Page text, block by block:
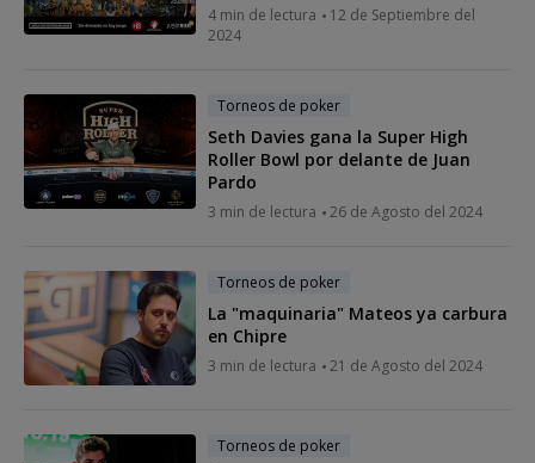
4 min de lectura
12 de Septiembre del
2024
Torneos de poker
Seth Davies gana la Super High
Roller Bowl por delante de Juan
Pardo
3 min de lectura 26 de Agosto del 2024
Torneos de poker
La "maquinaria" Mateos ya carbura
en Chipre
3 min de lectura 21 de Agosto del 2024
Torneos de poker